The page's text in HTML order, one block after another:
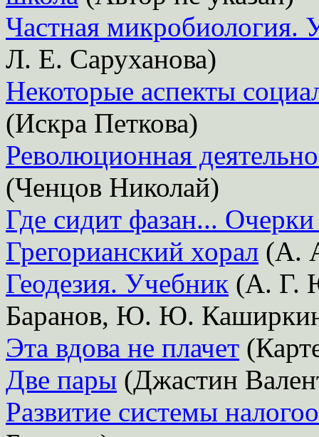
Частная микробиология.
Л. Е. Саруханова)
Некоторые аспекты
(Искра Петкова)
Революционная
(Ченцов Николай)
Где сидит фазан...
Грегорианский хорал (А.
Геодезия. Учебник (А. Г.
Баранов, Ю. Ю.
Эта вдова не плачет
Две пары (Джастин
Развитие системы